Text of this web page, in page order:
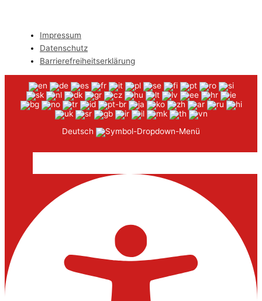
Impressum
Datenschutz
Barrierefreiheitserklärung
Deutsch